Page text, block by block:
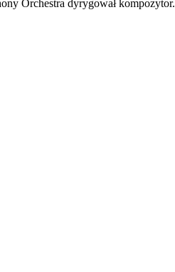
Orchestra dyrygował kompozytor.